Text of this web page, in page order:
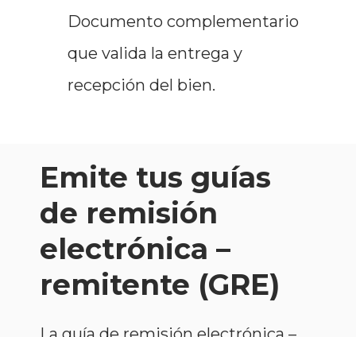
Documento complementario
que valida la entrega y
recepción del bien.
Emite tus guías
de remisión
electrónica –
remitente (GRE)